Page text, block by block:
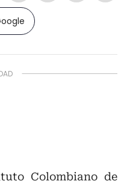
Colombiano de